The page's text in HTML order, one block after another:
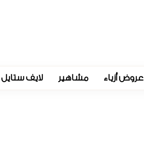
عروض أزياء مشاهير لايف ستايل